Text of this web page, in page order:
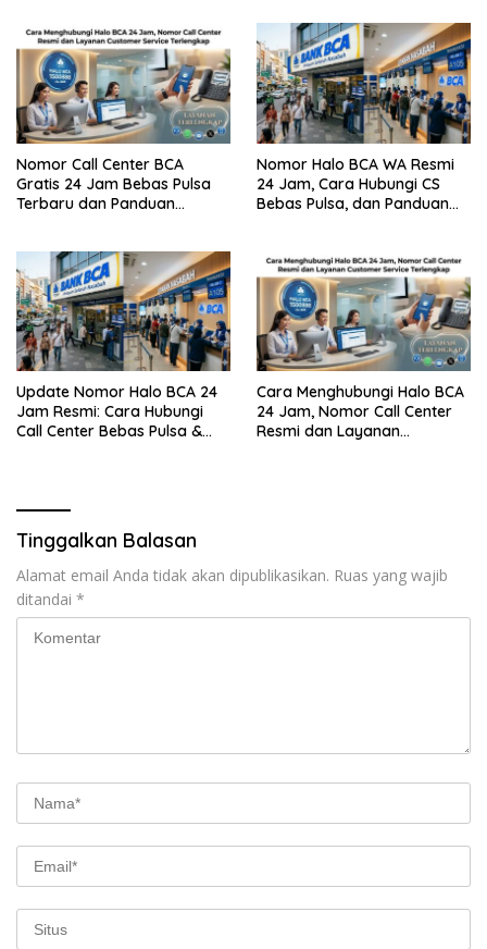
Nomor Call Center BCA
Gratis 24 Jam Bebas Pulsa
Terbaru dan Panduan
Nomor Halo BCA WA Resmi
24 Jam, Cara Hubungi CS
Bebas Pulsa, dan Panduan
Update Nomor Halo BCA 24
Jam Resmi: Cara Hubungi
Call Center Bebas Pulsa &
Cara Menghubungi Halo BCA
24 Jam, Nomor Call Center
Resmi dan Layanan
Tinggalkan Balasan
Alamat email Anda tidak akan dipublikasikan. Ruas yang wajib
ditandai *